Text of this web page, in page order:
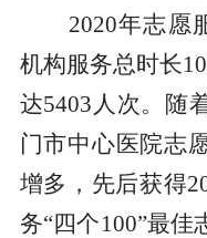
2020年志愿服
机构服务总时长
达5403人次。随
门市中心医院志
增多，先后获得
务“四个100”最